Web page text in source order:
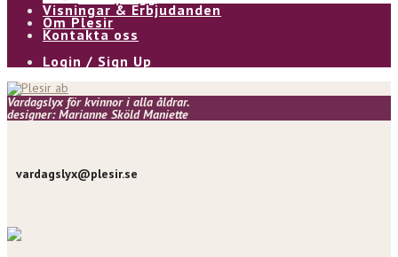
Visningar & Erbjudanden
Om Plesir
Kontakta oss
Login / Sign Up
Vardagslyx för kvinnor i alla åldrar.
designer: Marianne Sköld Maniette
vardagslyx@plesir.se